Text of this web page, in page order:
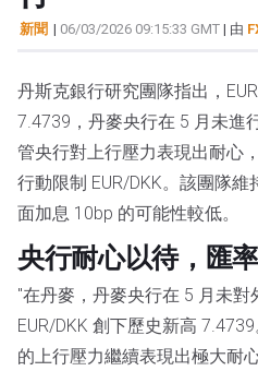
新聞 | 06/03/2026 09:15:33 GMT | 由
丹斯克銀行研究團隊指出，
7.4739，丹麥央行在 5 月未進
管央行對上行壓力表現出耐心
行動限制 EUR/DKK。該團隊
面加息 10bp 的可能性較低。
央行耐心以待，匯
"在丹麥，丹麥央行在 5 月未
EUR/DKK 創下歷史新高
的上行壓力繼續表現出極大耐